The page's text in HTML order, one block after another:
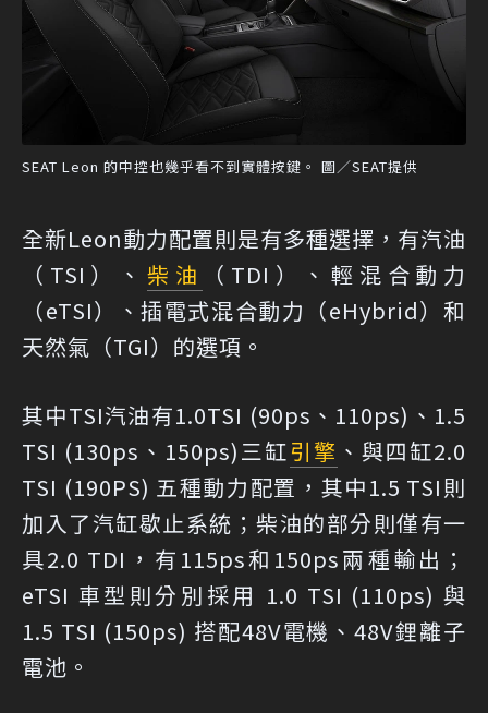
SEAT Leon 的中控也幾乎看不到實體按鍵。 圖／SEAT提供
全新Leon動力配置則是有多種選擇，有汽油
（TSI）、 柴油
（TDI）、輕混合動力
（eTSI）、插電式混合動力（eHybrid）和
天然氣（TGI）的選項。
其中TSI汽油有1.0TSI (90ps、110ps)、1.5
TSI (130ps、150ps)三缸引擎 、與四缸2.0
TSI (190PS) 五種動力配置，其中1.5 TSI則
加入了汽缸歇止系統；柴油的部分則僅有一
具2.0 TDI，有115ps和150ps兩種輸出；
eTSI 車型則分別採用 1.0 TSI (110ps) 與
1.5 TSI (150ps) 搭配48V電機、48V鋰離子
電池。